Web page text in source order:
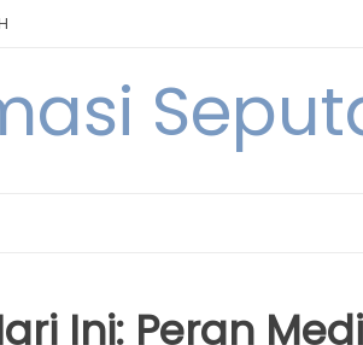
Ini: Peran